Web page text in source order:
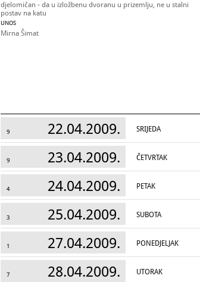
djelomičan - da u izložbenu dvoranu u prizemlju, ne u stalni
postav na katu
UNOS
Mirna Šimat
9 22.04.2009. SRIJEDA
9 23.04.2009. ČETVRTAK
4 24.04.2009. PETAK
3 25.04.2009. SUBOTA
1 27.04.2009. PONEDJELJAK
7 28.04.2009. UTORAK